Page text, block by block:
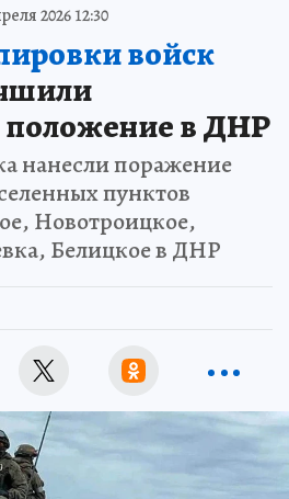
2026 12:30
войск
положение в ДНР
нанесли поражение
пунктов
Новотроицкое,
Белицкое в ДНР